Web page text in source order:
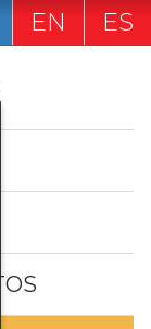
EN ES